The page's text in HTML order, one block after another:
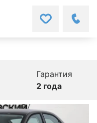
Гарантия
2 года